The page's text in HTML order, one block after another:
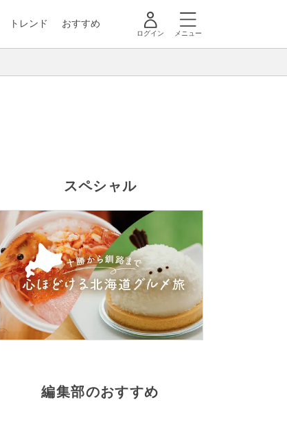
トレンド おすすめ
ログイン メニュー
スペシャル
編集部のおすすめ